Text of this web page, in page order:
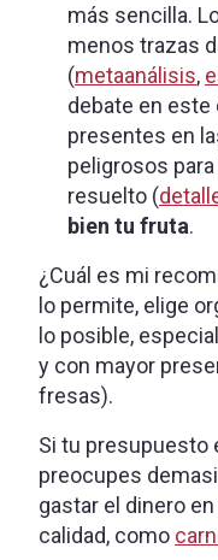
más sencilla.
menos trazas
(metaanálisis,
debate en
presentes en
peligrosos
resuelto (
bien tu fruta.
¿Cuál es mi
lo permite, elige
lo posible,
y con mayor
fresas).
Si tu presupuesto
preocupes
gastar el dinero
calidad, como